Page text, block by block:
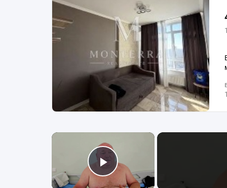
×
Play Video